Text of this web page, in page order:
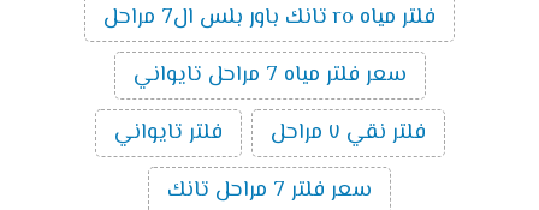
فلتر مياه ro تانك باور بلس ال7 مراحل
سعر فلتر مياه 7 مراحل تايواني
فلتر نقي ٧ مراحل
فلتر تايواني
سعر فلتر 7 مراحل تانك